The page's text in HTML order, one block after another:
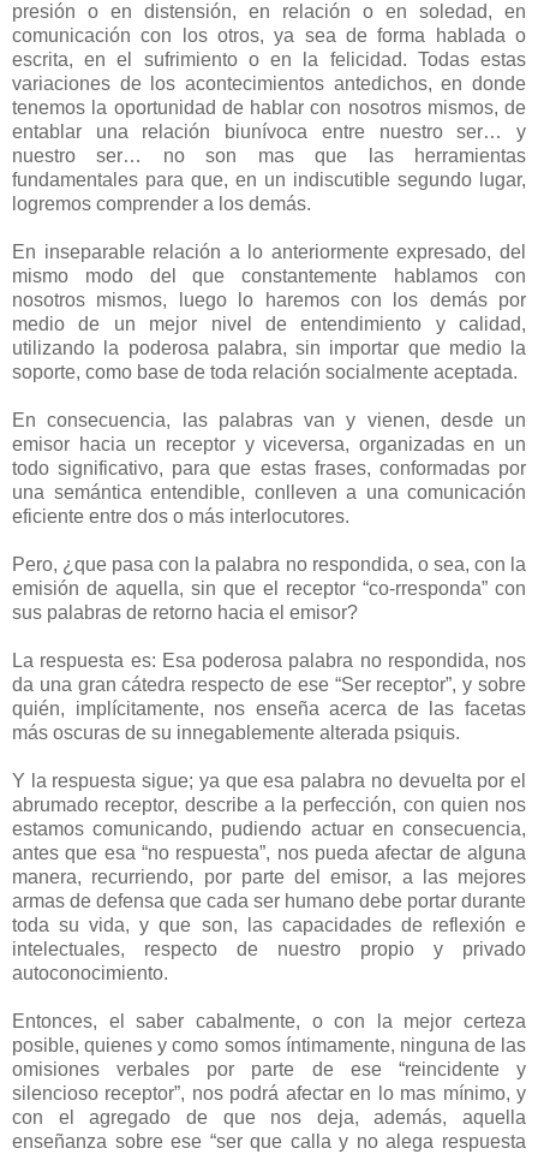
presión o en distensión, en relación o en soledad, en
comunicación con los otros, ya sea de forma hablada o
escrita, en el sufrimiento o en la felicidad. Todas estas
variaciones de los acontecimientos antedichos, en donde
tenemos la oportunidad de hablar con nosotros mismos, de
entablar una relación biunívoca entre nuestro ser… y
nuestro ser… no son mas que las herramientas
fundamentales para que, en un indiscutible segundo lugar,
logremos comprender a los demás.
En inseparable relación a lo anteriormente expresado, del
mismo modo del que constantemente hablamos con
nosotros mismos, luego lo haremos con los demás por
medio de un mejor nivel de entendimiento y calidad,
utilizando la poderosa palabra, sin importar que medio la
soporte, como base de toda relación socialmente aceptada.
En consecuencia, las palabras van y vienen, desde un
emisor hacia un receptor y viceversa, organizadas en un
todo significativo, para que estas frases, conformadas por
una semántica entendible, conlleven a una comunicación
eficiente entre dos o más interlocutores.
Pero, ¿que pasa con la palabra no respondida, o sea, con la
emisión de aquella, sin que el receptor “co-rresponda” con
sus palabras de retorno hacia el emisor?
La respuesta es: Esa poderosa palabra no respondida, nos
da una gran cátedra respecto de ese “Ser receptor”, y sobre
quién, implícitamente, nos enseña acerca de las facetas
más oscuras de su innegablemente alterada psiquis.
Y la respuesta sigue; ya que esa palabra no devuelta por el
abrumado receptor, describe a la perfección, con quien nos
estamos comunicando, pudiendo actuar en consecuencia,
antes que esa “no respuesta”, nos pueda afectar de alguna
manera, recurriendo, por parte del emisor, a las mejores
armas de defensa que cada ser humano debe portar durante
toda su vida, y que son, las capacidades de reflexión e
intelectuales, respecto de nuestro propio y privado
autoconocimiento.
Entonces, el saber cabalmente, o con la mejor certeza
posible, quienes y como somos íntimamente, ninguna de las
omisiones verbales por parte de ese “reincidente y
silencioso receptor”, nos podrá afectar en lo mas mínimo, y
con el agregado de que nos deja, además, aquella
enseñanza sobre ese “ser que calla y no alega respuesta